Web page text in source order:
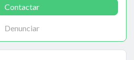
Contactar
Denunciar